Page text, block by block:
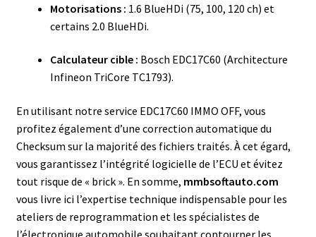
Motorisations : 1.6 BlueHDi (75, 100, 120 ch) et
certains 2.0 BlueHDi.
Calculateur cible : Bosch EDC17C60 (Architecture
Infineon TriCore TC1793).
En utilisant notre service EDC17C60 IMMO OFF, vous
profitez également d’une correction automatique du
Checksum sur la majorité des fichiers traités. À cet égard,
vous garantissez l’intégrité logicielle de l’ECU et évitez
tout risque de « brick ». En somme, mmbsoftauto.com
vous livre ici l’expertise technique indispensable pour les
ateliers de reprogrammation et les spécialistes de